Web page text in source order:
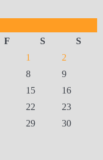
F S
S
1
2
8
9
15
16
22
23
29
30